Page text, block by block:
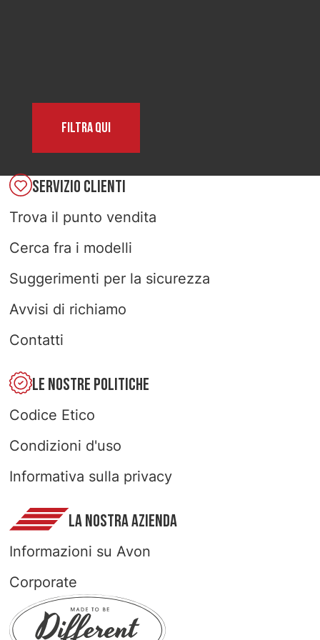
Filtra qui
SERVIZIO CLIENTI
Trova il punto vendita
Cerca fra i modelli
Suggerimenti per la sicurezza
Avvisi di richiamo
Contatti
LE NOSTRE POLITICHE
Codice Etico
Condizioni d'uso
Informativa sulla privacy
LA NOSTRA AZIENDA
Informazioni su Avon
Corporate